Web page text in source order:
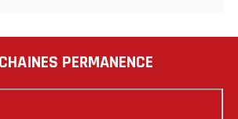
PERMANENCE